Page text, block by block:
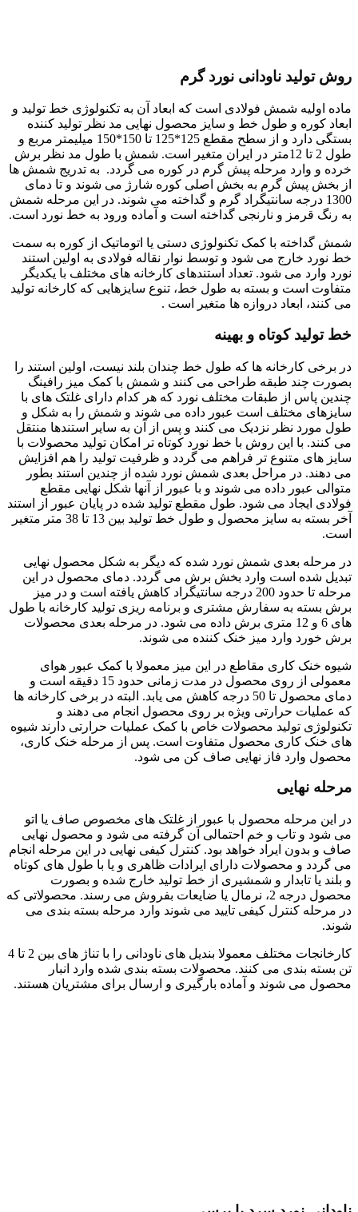
روش تولید ناودانی نورد گرم
ماده اولیه شمش فولادی است که ابعاد آن به تکنولوژی خط تولید و
ابعاد کوره و طول خط و سایز محصول نهایی مد نظر تولید کننده
بستگی دارد و از سطح مقطع 125*125 تا 150*150 میلیمتر مربع و
طول 2 تا 12متر در ایران متغیر است. شمش با طول مد نظر برش
خرده و وارد مرحله پیش گرم در کوره می گردد. به تدریج شمش ها
از بخش پیش گرم به بخش اصلی کوره شارژ می شوند و تا دمای
1300 درجه سانتیگراد گرم و گداخته می شوند. در این مرحله شمش
به رنگ قرمز و نارنجی گداخته است و آماده ورود به خط نورد است.
شمش گداخته با کمک تکنولوژی دستی یا اتوماتیک از کوره به سمت
خط نورد خارج می شود و توسط نوار نقاله فولادی به اولین استند
نورد وارد می شود. تعداد استندهای کارخانه های مختلف با یکدیگر
متفاوت است و بسته به طول خط، تنوع سایزهایی که کارخانه تولید
می کنند، ابعاد دروازه ها متغیر است .
خط تولید کوتاه و بهینه
در برخی کارخانه ها که طول خط چندان بلند نیست، اولین استند را
بصورت چند طبقه طراحی می کنند و شمش با کمک میز رافینگ
چندین پاس از طبقات مختلف نورد که هر کدام دارای غلتک های با
سایزهای مختلف است عبور داده می شوند و شمش را به شکل و
طول مورد نظر نزدیک می کنند و پس از آن به سایر استندها منتقل
می کنند. با این روش با خط نورد کوتاه تر امکان تولید محصولات با
سایز های متنوع تر فراهم می گردد و ظرفیت تولید را هم افزایش
می دهند. در مراحل بعدی شمش نورد شده از چندین استند بطور
متوالی عبور داده می شوند و با عبور از آنها شکل نهایی مقطع
فولادی ایجاد می شود. طول مقطع تولید شده در پایان عبور از استند
آخر بسته به سایز محصول و طول خط تولید بین 13 تا 38 متر متغیر
است.
در مرحله بعدی شمش نورد شده که دیگر به شکل محصول نهایی
تبدیل شده است وارد بخش برش می گردد. دمای محصول در این
مرحله تا حدود 200 درجه سانتیگراد کاهش یافته است و در میز
برش بسته به سفارش مشتری و برنامه ریزی تولید کارخانه با طول
های 6 و 12 متری برش داده می شود. در مرحله بعدی محصولات
برش خورد وارد میز خنک کننده می شوند.
شیوه خنک کاری مقاطع در این میز معمولا با کمک عبور هوای
معمولی از روی محصول در مدت زمانی حدود 15 دقیقه است و
دمای محصول تا 50 درجه کاهش می یابد. البته در برخی کارخانه ها
که عملیات حرارتی ویژه بر روی محصول انجام می دهند و
تکنولوژی تولید محصولات خاص با کمک عملیات حرارتی دارند شیوه
های خنک کاری محصول متفاوت است. پس از مرحله خنک کاری،
محصول وارد فاز نهایی صاف کن می شود.
مرحله نهایی
در این مرحله محصول با عبور از غلتک های مخصوص صاف یا اتو
می شود و تاب و خم احتمالی آن گرفته می شود و محصول نهایی
صاف و بدون ایراد خواهد بود. کنترل کیفی نهایی در این مرحله انجام
می گردد و محصولات دارای ایرادات ظاهری و یا با طول های کوتاه
و بلند یا تابدار و شمشیری از خط تولید خارج شده و بصورت
محصول درجه 2، نرمال یا ضایعات بفروش می رسند. محصولاتی که
در مرحله کنترل کیفی تایید می شوند وارد مرحله بسته بندی می
شوند.
کارخانجات مختلف معمولا بندیل های ناودانی را با تناژ های بین 2 تا 4
تن بسته بندی می کنند. محصولات بسته بندی شده وارد انبار
محصول می شوند و آماده بارگیری و ارسال برای مشتریان هستند.